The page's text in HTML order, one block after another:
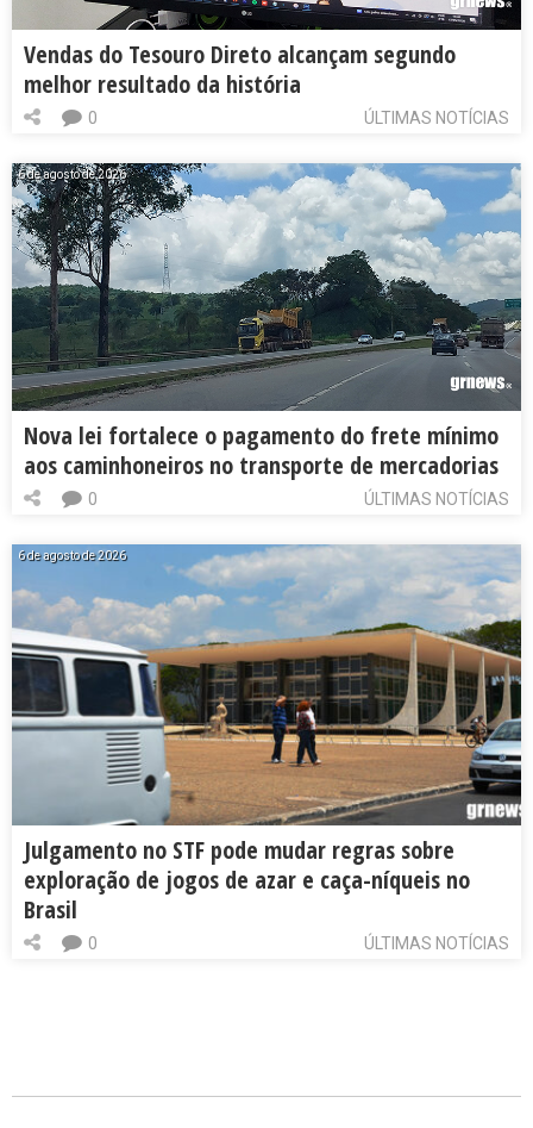
Vendas do Tesouro Direto alcançam segundo
melhor resultado da história
ÚLTIMAS NOTÍCIAS
0
6 de agosto de 2026
Nova lei fortalece o pagamento do frete mínimo
aos caminhoneiros no transporte de mercadorias
ÚLTIMAS NOTÍCIAS
0
6 de agosto de 2026
Julgamento no STF pode mudar regras sobre
exploração de jogos de azar e caça-níqueis no
Brasil
ÚLTIMAS NOTÍCIAS
0